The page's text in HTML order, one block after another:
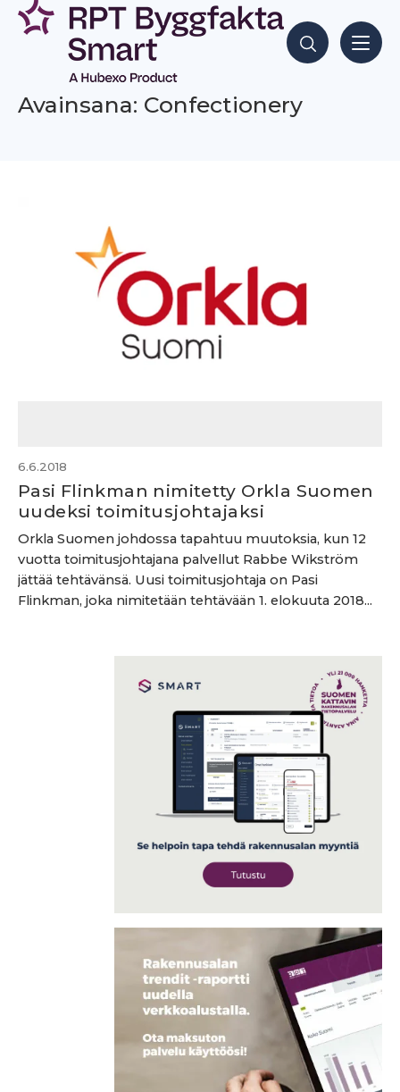
Siirry
sisältöön
Hae sisältöjä
Avainsana: Confectionery
6.6.2018
Pasi Flinkman nimitetty Orkla Suomen
uudeksi toimitusjohtajaksi
Orkla Suomen johdossa tapahtuu muutoksia, kun 12
vuotta toimitusjohtajana palvellut Rabbe Wikström
jättää tehtävänsä. Uusi toimitusjohtaja on Pasi
Flinkman, joka nimitetään tehtävään 1. elokuuta 2018...